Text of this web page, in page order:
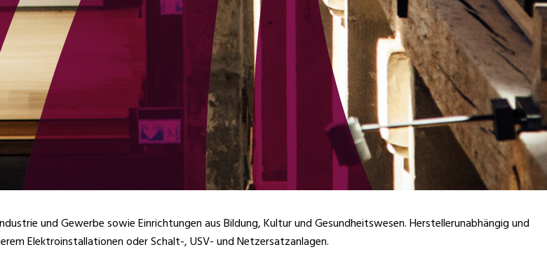
und Gewerbe sowie Einrichtungen aus Bildung, Kultur und Gesundheitswesen. Herstellerunabhängig und
Elektroinstallationen oder Schalt-, USV- und Netzersatzanlagen.